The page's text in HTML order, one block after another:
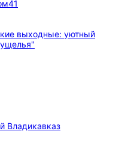
41
Владикавказ